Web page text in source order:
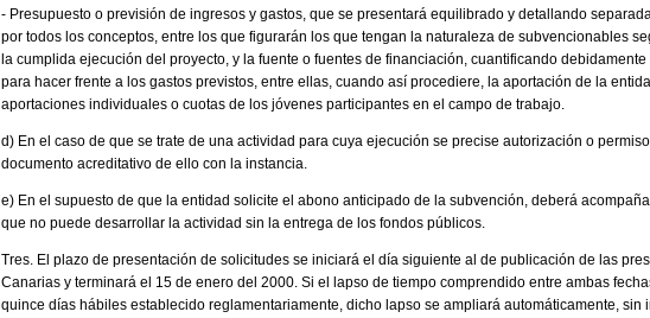
- Presupuesto o previsión de ingresos y gastos, que se presentará equilibrado y detallando
por todos los conceptos, entre los que figurarán los que tengan la naturaleza de subvencionables
la cumplida ejecución del proyecto, y la fuente o fuentes de financiación, cuantificando
para hacer frente a los gastos previstos, entre ellas, cuando así procediere, la aportación de la
aportaciones individuales o cuotas de los jóvenes participantes en el campo de trabajo.
d) En el caso de que se trate de una actividad para cuya ejecución se precise autorización o
documento acreditativo de ello con la instancia.
e) En el supuesto de que la entidad solicite el abono anticipado de la subvención, deberá
que no puede desarrollar la actividad sin la entrega de los fondos públicos.
Tres. El plazo de presentación de solicitudes se iniciará el día siguiente al de publicación de las
Canarias y terminará el 15 de enero del 2000. Si el lapso de tiempo comprendido entre ambas
quince días hábiles establecido reglamentariamente, dicho lapso se ampliará automáticamente, sin